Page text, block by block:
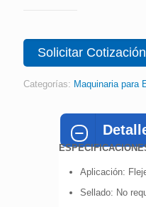
Solicitar Cotización
Categorías: Maquinaria para
Aplicación:
Sellado: No